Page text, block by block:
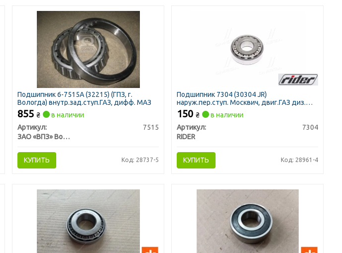
Подшипник 6-7515А (32215) (ГПЗ, г.
Вологда) внутр.зад.ступ.ГАЗ, дифф. МАЗ
855₴
в наличии
Артикул:
7515
ЗАО «ВПЗ» Вологодский подшипниковый завод
КУПИТЬ Код: 28737-5
Подшипник 7304 (30304 JR)
наруж.пер.ступ. Москвич, двиг.ГАЗ диз.
(RIDER)
150₴
в наличии
Артикул:
7304
RIDER
КУПИТЬ Код: 28961-4